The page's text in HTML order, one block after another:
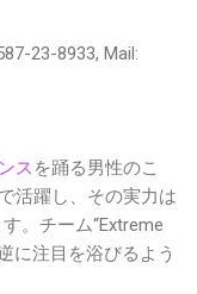
23-8933, Mail:
ス を踊る男性のこ
活躍し、その実力は
。チーム“Extreme
に注目を浴びるよう